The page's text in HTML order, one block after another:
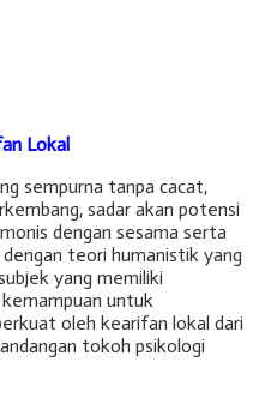
Lokal
sempurna tanpa cacat,
sadar akan potensi
dengan sesama serta
dengan teori humanistik yang
yang memiliki
kemampuan untuk
oleh kearifan lokal dari
tokoh psikologi